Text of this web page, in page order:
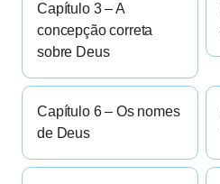
Capítulo 3 – A
concepção correta
sobre Deus
Capítulo 6 – Os nomes
de Deus